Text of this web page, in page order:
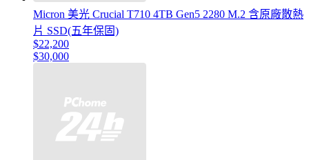
Micron 美光 Crucial T710 4TB Gen5 2280 M.2 含原廠散熱
片 SSD(五年保固)
$22,200
$30,000